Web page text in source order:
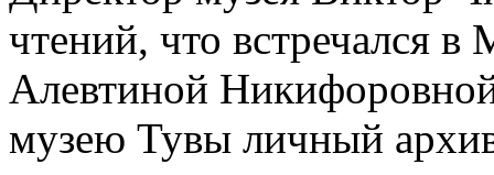
чтений, что встречался в
Алевтиной
музею Тувы личный